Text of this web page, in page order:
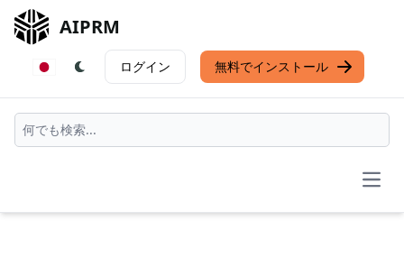
AIPRM
ログイン 無料でインストール